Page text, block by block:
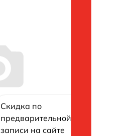
Скидка по
предварительной
записи на сайте